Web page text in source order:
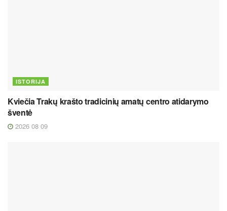
ISTORIJA
Kviečia Trakų krašto tradicinių amatų centro atidarymo
šventė
2026 08 09